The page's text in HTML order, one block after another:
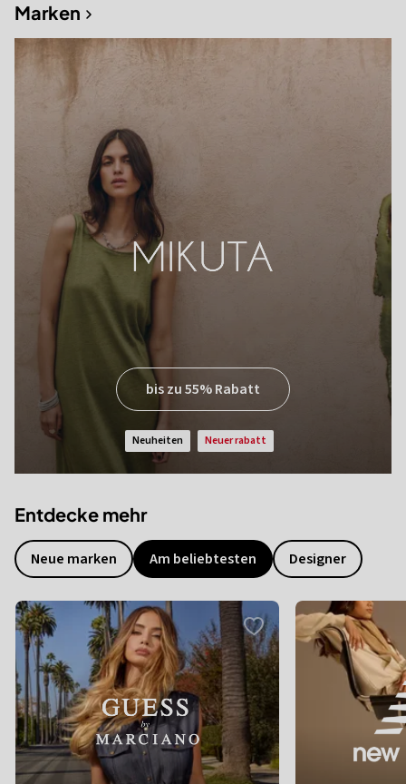
Marken
bis zu 55% Rabatt
neuheiten neuer rabatt
Entdecke mehr
Neue marken Am beliebtesten Designer